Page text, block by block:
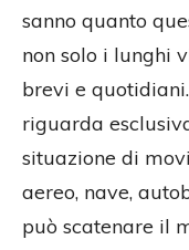
sanno quanto
non solo i lunghi
brevi e
riguarda
situazione di
aereo, nave,
può scatenare il